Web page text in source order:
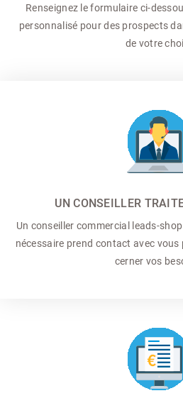
Renseignez le formulaire ci-
personnalisé pour des prospects
de votre
UN CONSEILLER
Un conseiller commercial
leads-
nécessaire prend contact avec
cerner vos